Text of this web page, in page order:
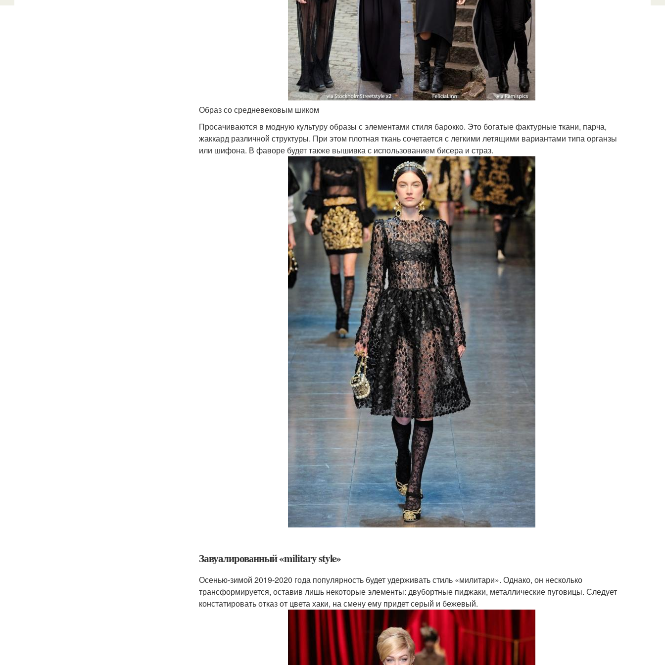
Образ со средневековым шиком
Просачиваются в модную культуру образы с элементами стиля барокко. Это богатые фактурные ткани, парча,
жаккард различной структуры. При этом плотная ткань сочетается с легкими летящими вариантами типа органзы
или шифона. В фаворе будет также вышивка с использованием бисера и страз.
Завуалированный «military style»
Осенью-зимой 2019-2020 года популярность будет удерживать стиль «милитари». Однако, он несколько
трансформируется, оставив лишь некоторые элементы: двубортные пиджаки, металлические пуговицы. Следует
констатировать отказ от цвета хаки, на смену ему придет серый и бежевый.